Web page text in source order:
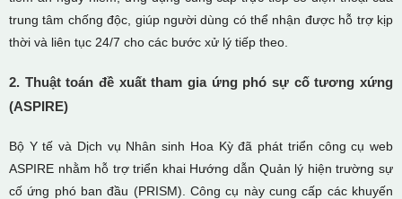
trung tâm chống độc, giúp người dùng có thể nhận được hỗ trợ kịp
thời và liên tục 24/7 cho các bước xử lý tiếp theo.
2. Thuật toán đề xuất tham gia ứng phó sự cố tương xứng
(ASPIRE)
Bộ Y tế và Dịch vụ Nhân sinh Hoa Kỳ đã phát triển công cụ web
ASPIRE nhằm hỗ trợ triển khai Hướng dẫn Quản lý hiện trường sự
cố ứng phó ban đầu (PRISM). Công cụ này cung cấp các khuyến